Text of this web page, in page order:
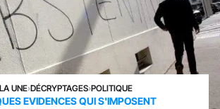
UNE›DÉCRYPTAGES›POLITIQUE
EVIDENCES QUI S'IMPOSENT